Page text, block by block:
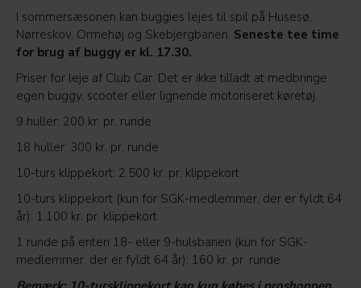
I sommersæsonen kan buggies lejes til spil på Husesø,
Nørreskov, Ormehøj og Skebjergbanen. Seneste tee time
for brug af buggy er kl. 17.30.
Priser for leje af Club Car. Det er ikke tilladt at medbringe
egen buggy, scooter eller lignende motoriseret køretøj.
9 huller: 200 kr. pr. runde
18 huller: 300 kr. pr. runde
10-turs klippekort: 2.500 kr. pr. klippekort
10-turs klippekort (kun for SGK-medlemmer, der er fyldt 64
år): 1.100 kr. pr. klippekort
1 runde på enten 18- eller 9-hulsbanen (kun for SGK-
medlemmer, der er fyldt 64 år): 160 kr. pr. runde